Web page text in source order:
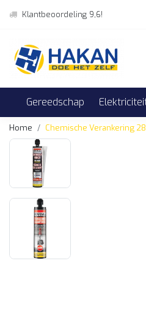
Klantbeoordeling 9,6!
Gereedschap
Home Chemische Verankering